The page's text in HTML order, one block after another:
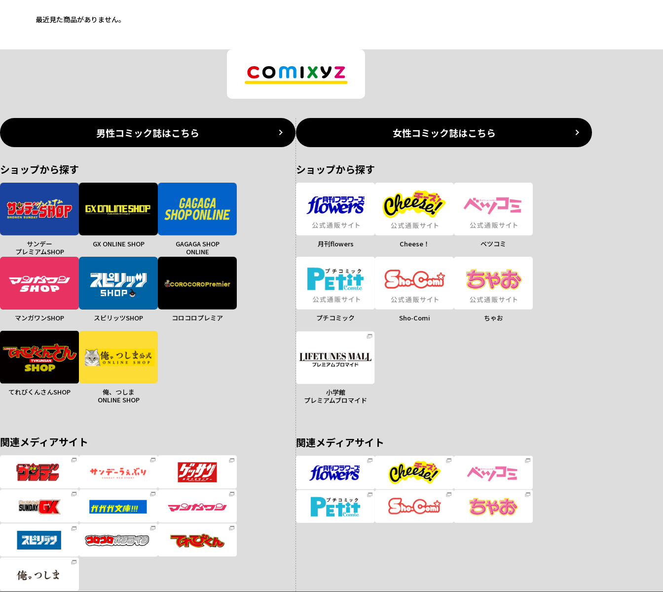
最近見た商品がありません。
男性コミック誌はこちら
ショップから探す
サンデー
プレミアムSHOP
GX ONLINE SHOP
GAGAGA SHOP
ONLINE
マンガワンSHOP スピリッツSHOP コロコロプレミア
てれびくんさんSHOP
俺、つしま
ONLINE SHOP
関連メディアサイト
女性コミック誌はこちら
ショップから探す
月刊flowers Cheese！ ベツコミ
プチコミック Sho-Comi ちゃお
小学館
プレミアムブロマイド
関連メディアサイト